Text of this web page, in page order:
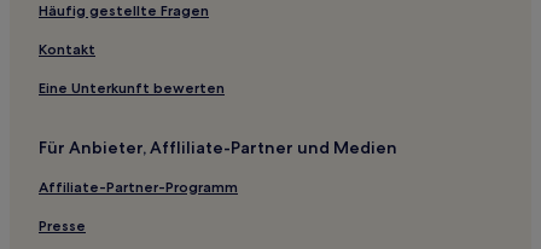
3-Sterne-Hotels in Heber Springs
Alpine Hotels
Fort Smith Hotels
Marble Hotels
Pea Ridge Hotels
Hotels nahe Hot Springs Nationalpark
Häufig gestellte Fragen
Kontakt
Eine Unterkunft bewerten
Für Anbieter, Affliliate-Partner und Medien
Affiliate-Partner-Programm
Presse